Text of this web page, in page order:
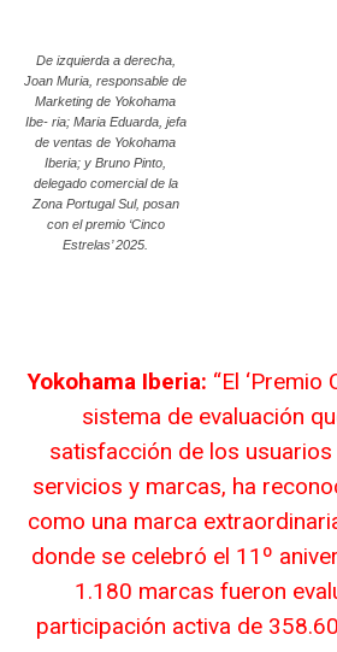
De izquierda a derecha,
Joan Muria, responsable de
Marketing de Yokohama
Ibe- ria; Maria Eduarda, jefa
de ventas de Yokohama
Iberia; y Bruno Pinto,
delegado comercial de la
Zona Portugal Sul, posan
con el premio ‘Cinco
Estrelas’ 2025.
Yokohama Iberia: “El ‘Premio
sistema de evaluación
satisfacción de los
servicios y marcas, ha
como una marca
donde se celebró el 11º
1.180 marcas fueron
participación activa de